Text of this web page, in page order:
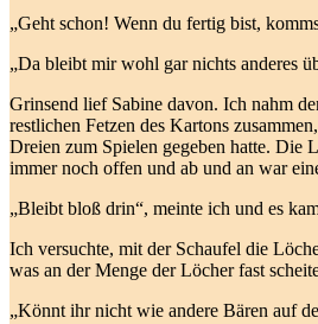
„Geht schon! Wenn du fertig bist,
„Da bleibt mir wohl gar nichts anderes
Grinsend lief Sabine davon. Ich nahm
restlichen Fetzen des Kartons
Dreien zum Spielen gegeben hatte. Die
immer noch offen und ab und an war
„Bleibt bloß drin“, meinte ich und es
Ich versuchte, mit der Schaufel die
was an der Menge der Löcher fast
„Könnt ihr nicht wie andere Bären auf